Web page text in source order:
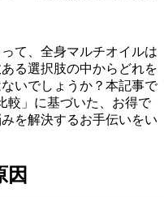
て、全身マルチオイルは
る選択肢の中からどれを
いでしょうか？本記事で
較」に基づいた、お得で
を解決するお手伝いをい
因